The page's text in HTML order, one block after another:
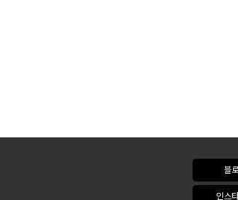
블
인스